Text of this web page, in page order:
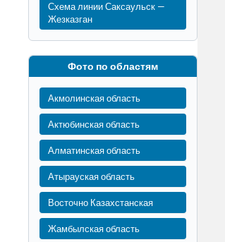
Схема линии Саксаульск —
Жезказган
Фото по областям
Акмолинская область
Актюбинская область
Алматинская область
Атырауская область
Восточно Казахстанская
Жамбылская область